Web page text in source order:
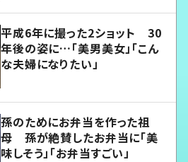
平成6年に撮った2ショット 30
年後の姿に…「美男美女」「こん
な夫婦になりたい」
孫のためにお弁当を作った祖
母 孫が絶賛したお弁当に「美
味しそう」「お弁当すごい」